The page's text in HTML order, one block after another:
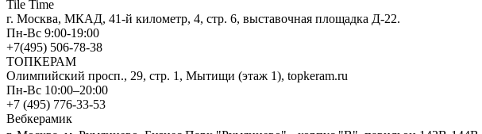
Tile Time
г. Москва, МКАД, 41-й километр, 4, стр. 6, выставочная площадка Д-22.
Пн-Вс 9:00-19:00
+7(495) 506-78-38
ТОПКЕРАМ
Олимпийский просп., 29, стр. 1, Мытищи (этаж 1), topkeram.ru
Пн-Вс 10:00–20:00
+7 (495) 776-33-53
Вебкерамик